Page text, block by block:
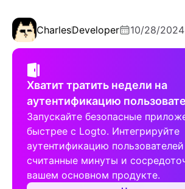
CharlesDeveloper 10/28/2024
Хватит тратить недели на
аутентификацию
Запускайте безопасные
быстрее с Logto. Интегрируйте
аутентификацию пользователей
считанные минуты и
вашем основном продукте.